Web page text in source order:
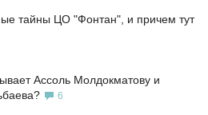
тайны ЦО "Фонтан", и причем тут
Ассоль Молдокматову и
6